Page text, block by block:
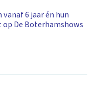
6 jaar én hun
De Boterhamshows